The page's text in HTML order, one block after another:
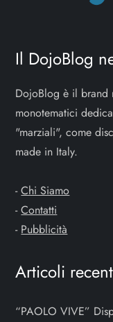
Il DojoBlog
DojoBlog è il brand
monotematici
"marziali", come
made in Italy.
-Chi Siamo
-Contatti
- Pubblicità
Articoli
“PAOLO VIVE”